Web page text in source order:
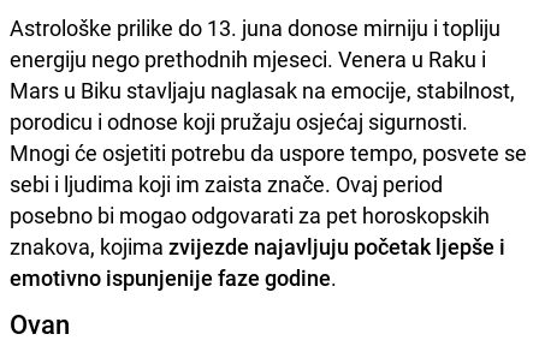
Astrološke prilike do 13. juna donose mirniju i topliju
energiju nego prethodnih mjeseci. Venera u Raku i
Mars u Biku stavljaju naglasak na emocije, stabilnost,
porodicu i odnose koji pružaju osjećaj sigurnosti.
Mnogi će osjetiti potrebu da uspore tempo, posvete se
sebi i ljudima koji im zaista znače. Ovaj period
posebno bi mogao odgovarati za pet horoskopskih
znakova, kojima zvijezde najavljuju početak ljepše i
emotivno ispunjenije faze godine.
Ovan